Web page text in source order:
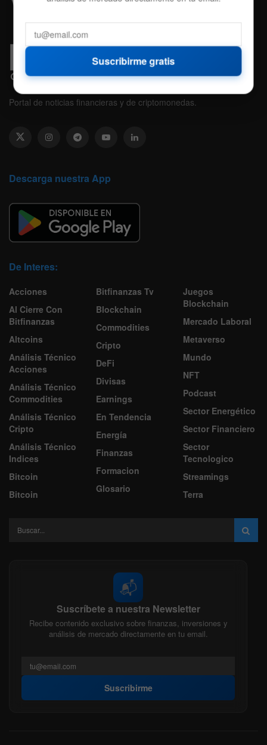
Portal de noticias financieras y de criptomonedas.
Descarga nuestra App
De Interes:
Acciones
Al Cierre Con
Bitfinanzas
Altcoins
Análisis Técnico
Acciones
Análisis Técnico
Commodities
Análisis Técnico
Cripto
Análisis Técnico
Indices
Bitcoin
Bitcoin
Bitfinanzas Tv
Blockchain
Commodities
Cripto
DeFi
Divisas
Earnings
En Tendencia
Energía
Finanzas
Formacion
Glosario
Juegos
Blockchain
Mercado Laboral
Metaverso
Mundo
NFT
Podcast
Sector Energético
Sector Financiero
Sector
Tecnologico
Streamings
Terra
📬
Suscríbete a nuestra Newsletter
Recibe contenido exclusivo sobre finanzas, inversiones y
análisis de mercado directamente en tu email.
Suscribirme
Suscribirme gratis